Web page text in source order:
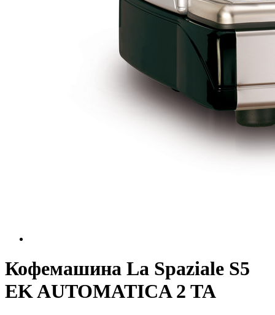
Кофемашина La Spaziale S5
EK AUTOMATICA 2 TA